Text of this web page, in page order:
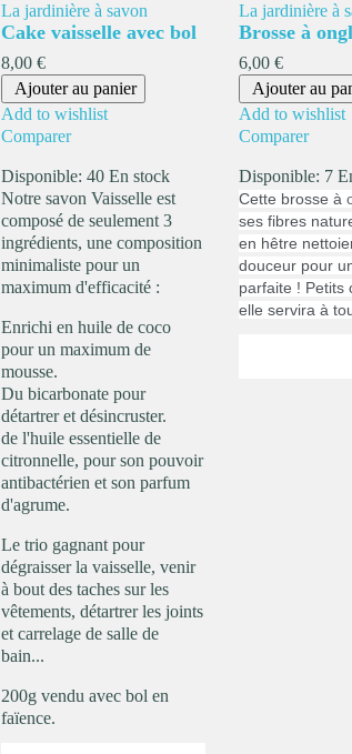
La jardinière à savon
Cake vaisselle avec bol
Prix
8,00 €
Ajouter au panier
Add to wishlist
Comparer
Disponible: 40 En stock
Notre savon Vaisselle est
composé de seulement 3
ingrédients, une composition
minimaliste pour un
maximum d'efficacité :
Enrichi en huile de coco
pour un maximum de
mousse.
Du bicarbonate pour
détartrer et désincruster.
de l'huile essentielle de
citronnelle, pour son pouvoir
antibactérien et son parfum
d'agrume.
Le trio gagnant pour
dégraisser la vaisselle, venir
à bout des taches sur les
vêtements, détartrer les joints
et carrelage de salle de
bain...
200g vendu avec bol en
faïence.
La jardinière à
Brosse à
Prix
6,00 €
Ajouter au
Add to wishlist
Comparer
Disponible: 7
Cette brosse à
ses fibres
en hêtre
douceur pour
parfaite ! Petits
elle servira à